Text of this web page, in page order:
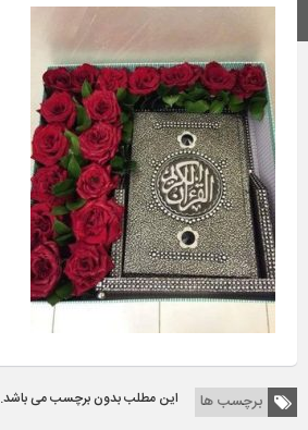
برچسب ها این مطلب بدون برچسب می باشد.